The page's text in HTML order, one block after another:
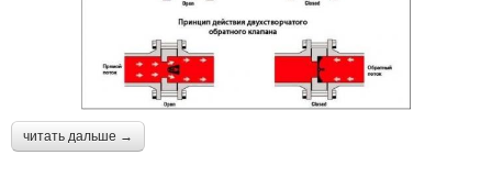
читать дальше →